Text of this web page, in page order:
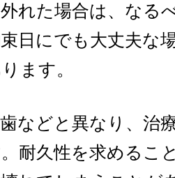
れた場合は、なる
日にでも大丈夫な
ます。
などと異なり、治
耐久性を求めるこ